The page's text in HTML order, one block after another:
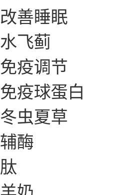
改善睡眠
水飞蓟
免疫调节
免疫球蛋白
冬虫夏草
辅酶
肽